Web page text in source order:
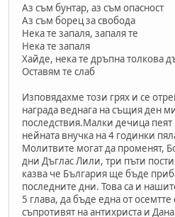
Аз съм бунтар, аз съм опасност
Аз съм борец за свобода
Нека те запаля, запаля те
Нека те запаля
Хайде, нека те дръпна толкова
Оставям те слаб
Изповядахме този грях и се
награда веднага на същия ден
последствия.Малки дечица пеят
нейната внучка на 4 годинки
Молитвите могат да променят,
дни Дъглас Лили, три пъти
казва че България ще бъде
последните дни. Това са и
5 глава, да бъде една от
съпротивят на антихриста и